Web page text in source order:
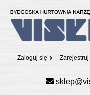
Zarejestruj
Zaloguj się